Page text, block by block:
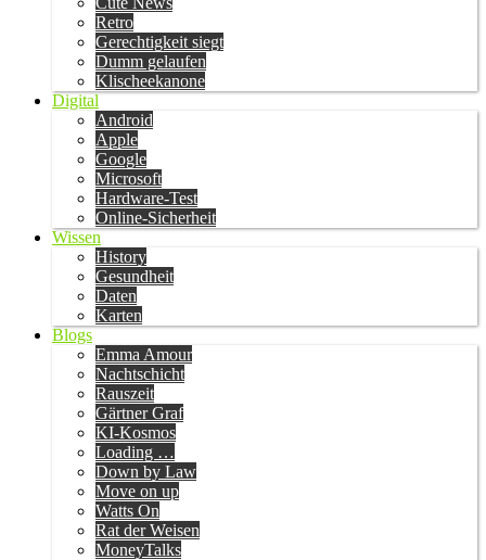
Retro
Gerechtigkeit siegt
Dumm gelaufen
Klischeekanone
Digital
Android
Apple
Google
Microsoft
Hardware-Test
Online-Sicherheit
Wissen
History
Gesundheit
Daten
Karten
Blogs
Emma Amour
Nachtschicht
Rauszeit
Gärtner Graf
KI-Kosmos
Loading …
Down by Law
Move on up
Watts On
Rat der Weisen
MoneyTalks